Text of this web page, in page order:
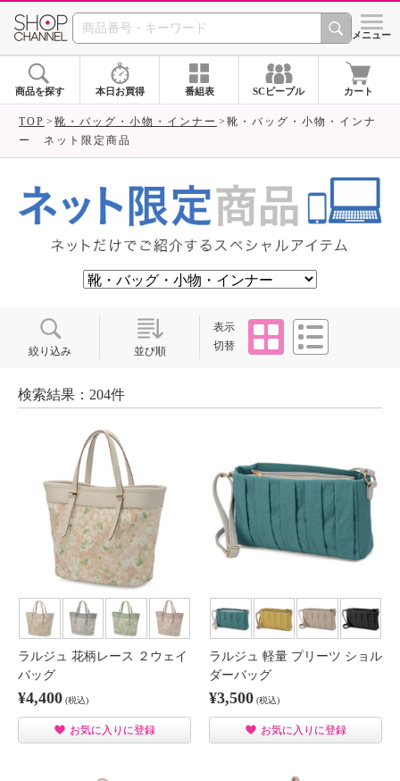
SHOP CHANNEL ショッ
メニュー
商品を探す 本日お買得 番組表 SCピープル カート
TOP 靴・バッグ・小物・インナー
靴・バッグ・小物・インナ
ー ネット限定商品
絞り込み 並び順
表示
切替
タイル
検索結果：204件
ラルジュ 花柄レース ２ウェイ
バッグ
¥4,400 (税込)
お気に入りに登録
ラルジュ 軽量 プリーツ ショル
ダーバッグ
¥3,500 (税込)
お気に入りに登録